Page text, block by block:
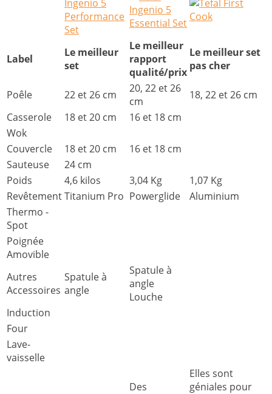
Label
Le meilleur
set
Le meilleur
rapport
qualité/prix
Le meilleur set
pas cher
Poêle 22 et 26 cm
20, 22 et 26
cm
18, 22 et 26 cm
Casserole
18 et 20 cm
16 et 18 cm
Wok
Couvercle
18 et 20 cm
16 et 18 cm
Sauteuse
24 cm
Poids
4,6 kilos 3,04 Kg
1,07 Kg
RevêtementTitanium Pro Powerglide
Aluminium
Thermo -
Spot
Poignée
Amovible
Autres
Accessoires
Spatule à
angle
Spatule à
angle
Louche
Induction
Four
Lave-
vaisselle
Des
Elles sont
géniales pour